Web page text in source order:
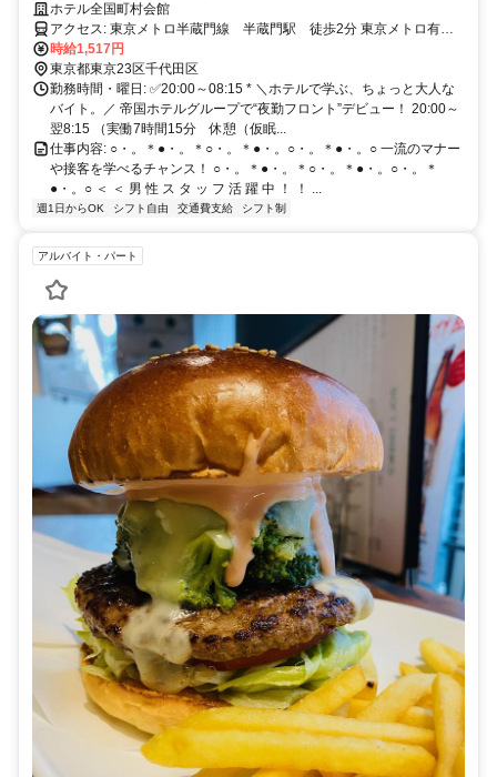
通◎ホテル全国町村会館
アクセス: 東京メトロ半蔵門線 半蔵門駅 徒歩2分 東京メトロ有楽
町線 麹町駅 徒歩7分 東京メトロ丸ノ内線 赤坂見附駅 徒歩9分
時給1,517円
東京都東京23区千代田区
勤務時間・曜日: ✅20:00～08:15 * ＼ホテルで学ぶ、ちょっと大人な
バイト。／ 帝国ホテルグループで“夜勤フロント”デビュー！ 20:00～
翌8:15 （実働7時間15分 休憩（仮眠...
仕事内容: ○・。＊●・。＊○・。＊●・。○・。＊●・。○ 一流のマナー
や接客を学べるチャンス！ ○・。＊●・。＊○・。＊●・。○・。＊
●・。○ ＜ ＜ 男 性 ス タ ッ フ 活 躍 中 ！ ！ ...
週1日からOK シフト自由 交通費支給 シフト制
アルバイト・パート